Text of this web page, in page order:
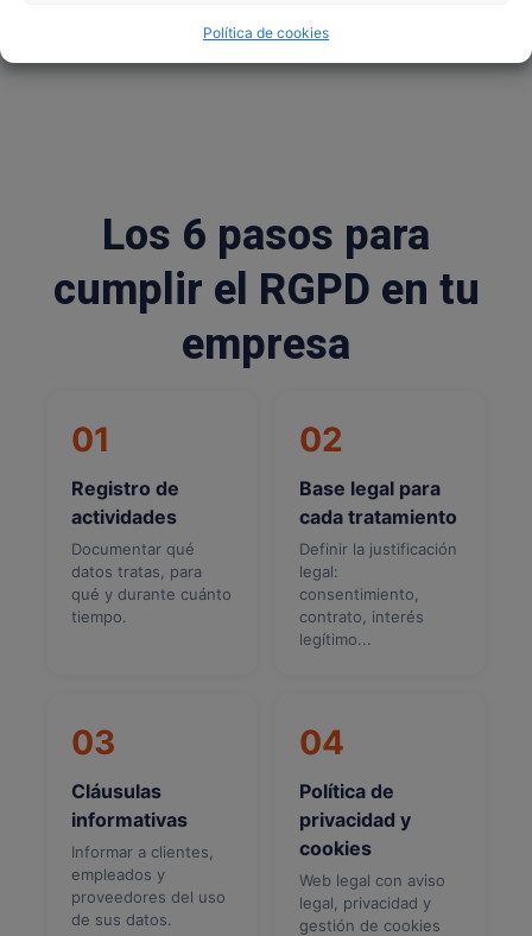
Política de cookies
Los 6 pasos para
cumplir el RGPD en tu
empresa
01
Registro de
actividades
Documentar qué
datos tratas, para
qué y durante cuánto
tiempo.
02
Base legal para
cada tratamiento
Definir la justificación
legal:
consentimiento,
contrato, interés
legítimo...
03
Cláusulas
informativas
Informar a clientes,
empleados y
proveedores del uso
de sus datos.
04
Política de
privacidad y
cookies
Web legal con aviso
legal, privacidad y
gestión de cookies